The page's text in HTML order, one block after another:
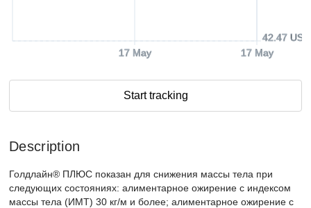
17 May 17 May
42.47 USD
Start tracking
Description
Голдлайн® ПЛЮС показан для снижения массы тела при
следующих состояниях: алиментарное ожирение с индексом
массы тела (ИМТ) 30 кг/м и более; алиментарное ожирение с